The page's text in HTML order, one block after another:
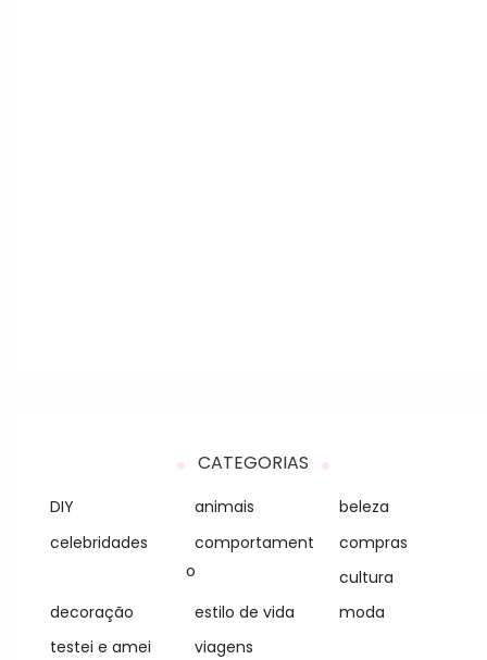
CATEGORIAS
DIY animais
beleza
celebridades
comportament
o
compras
cultura
decoração
estilo de vida
moda
testei e amei
viagens